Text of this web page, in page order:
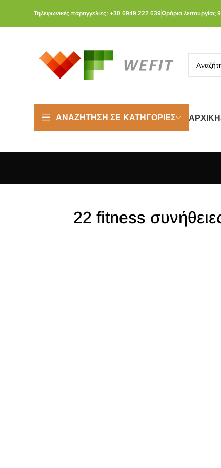
Τηλεφωνικές παραγγελίες: +30 6949 222 639Ωράριο
ΑΝΑΖΉΤΗΣΗ ΣΕ ΚΑΤΗΓΟΡΊΕΣ ΑΡΧΙΚΉ
22 fitness